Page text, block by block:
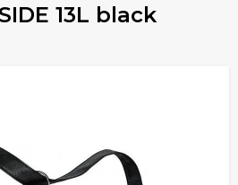
13L black